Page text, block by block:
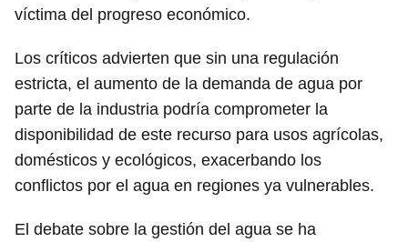
víctima del progreso económico.
Los críticos advierten que sin una regulación
estricta, el aumento de la demanda de agua por
parte de la industria podría comprometer la
disponibilidad de este recurso para usos agrícolas,
domésticos y ecológicos, exacerbando los
conflictos por el agua en regiones ya vulnerables.
El debate sobre la gestión del agua se ha